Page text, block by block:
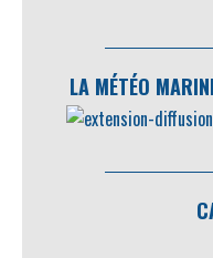
LA MÉTÉO